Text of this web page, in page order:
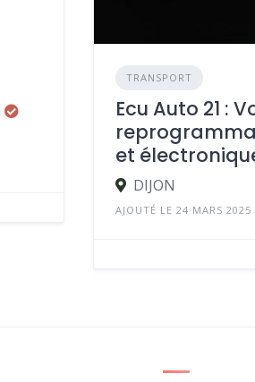
TRANSPORT
Ecu Auto 21 :
et
DIJON
AJOUTÉ LE 24 MARS 2025